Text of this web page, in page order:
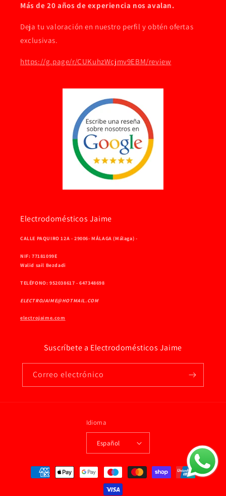
Más de 20 años de experiencia nos avalan.
Deja tu valoración en nuestro perfil y obtén ofertas
exclusivas.
https://g.page/r/CUKuhzWcjmv9EBM/review
Electrodomésticos Jaime
CALLE PAQUIRO 12A - 29006- MÁLAGA (Málaga) -
NIF: 77181099E
Walid sail Bezdadi
TELÉFONO: 952038617 - 647348698
ELECTROJAIME@HOTMAIL.COM
electrojaime.com
Suscríbete a Electrodomésticos Jaime
Correo electrónico
Idioma
Español
Formas